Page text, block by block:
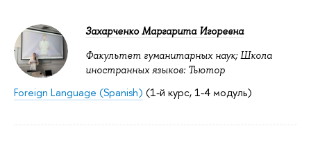
Захарченко Маргарита Игоревна
Факультет гуманитарных наук; Школа
иностранных языков: Тьютор
Foreign Language (Spanish) (1-й курс, 1-4 модуль)